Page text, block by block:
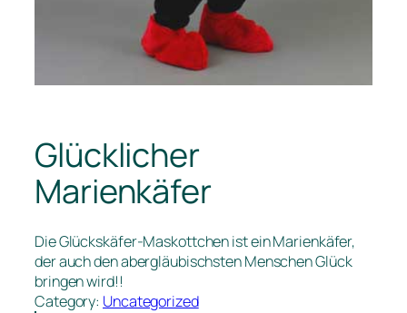
Glücklicher
Marienkäfer
Die Glückskäfer-Maskottchen ist ein Marienkäfer,
der auch den abergläubischsten Menschen Glück
bringen wird!!
Category: Uncategorized